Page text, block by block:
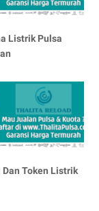
Listrik Pulsa
Dan Token Listrik